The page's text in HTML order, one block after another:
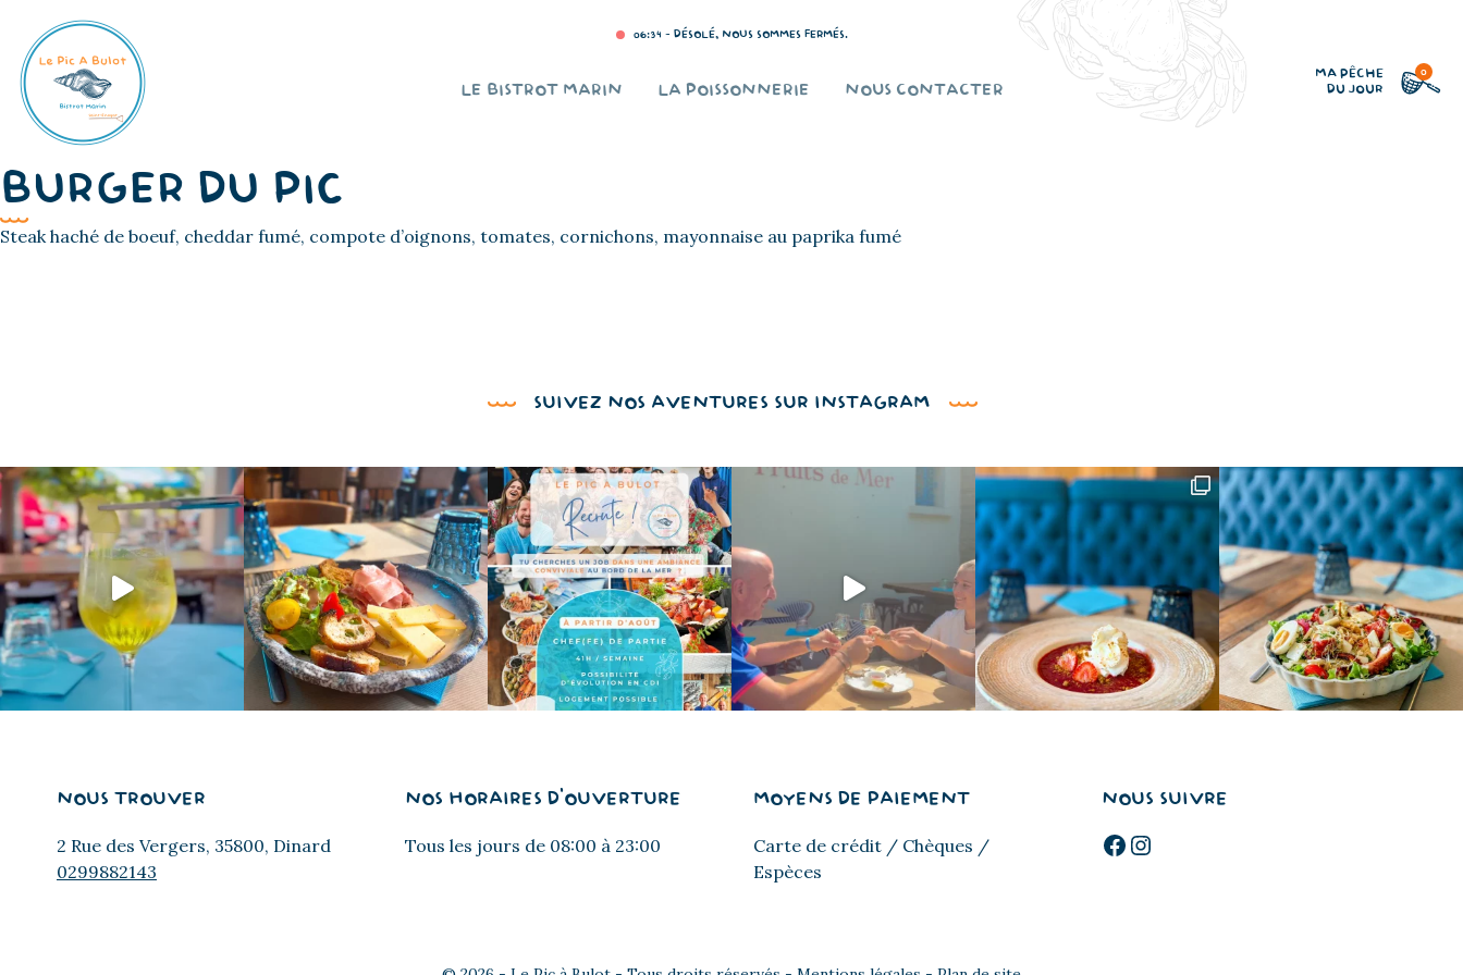
06:34 - DÉSOLÉ, NOUS SOMMES FERMÉS.
LE BISTROT MARIN LA POISSONNERIE NOUS CONTACTER
MA PÊCHE
DU JOUR
0
BURGER DU PIC
Steak haché de boeuf, cheddar fumé, compote d’oignons, tomates, cornichons, mayonnaise au paprika fumé
SUIVEZ NOS AVENTURES SUR INSTAGRAM
NOUS TROUVER
2 Rue des Vergers, 35800, Dinard
0299882143
NOS HORAIRES D'OUVERTURE
Tous les jours de 08:00 à 23:00
MOYENS DE PAIEMENT
Carte de crédit / Chèques /
Espèces
NOUS SUIVRE
Facebook
Instagram